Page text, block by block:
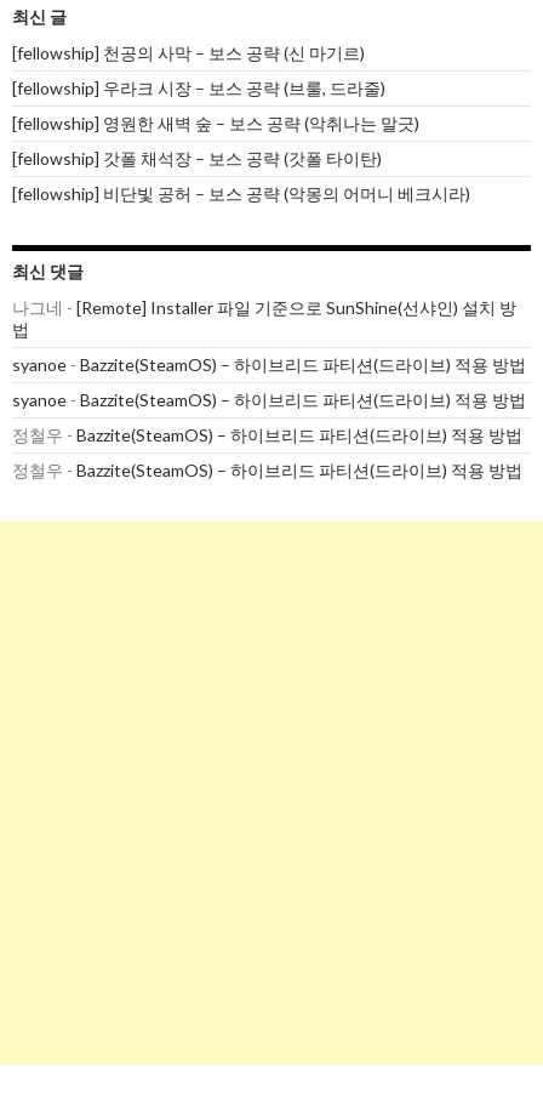
최신 글
[fellowship] 천공의 사막 – 보스 공략 (신 마기르)
[fellowship] 우라크 시장 – 보스 공략 (브룰, 드라줄)
[fellowship] 영원한 새벽 숲 – 보스 공략 (악취나는 말긋)
[fellowship] 갓폴 채석장 – 보스 공략 (갓폴 타이탄)
[fellowship] 비단빛 공허 – 보스 공략 (악몽의 어머니 베크시라)
최신 댓글
나그네 - [Remote] Installer 파일 기준으로 SunShine(선샤인) 설치 방
법
syanoe - Bazzite(SteamOS) – 하이브리드 파티션(드라이브) 적용 방법
syanoe - Bazzite(SteamOS) – 하이브리드 파티션(드라이브) 적용 방법
정철우 - Bazzite(SteamOS) – 하이브리드 파티션(드라이브) 적용 방법
정철우 - Bazzite(SteamOS) – 하이브리드 파티션(드라이브) 적용 방법